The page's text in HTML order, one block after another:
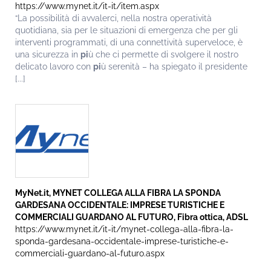
https://www.mynet.it/it-it/item.aspx
“La possibilità di avvalerci, nella nostra operatività
quotidiana, sia per le situazioni di emergenza che per gli
interventi programmati, di una connettività superveloce, è
una sicurezza in più che ci permette di svolgere il nostro
delicato lavoro con più serenità – ha spiegato il presidente
[...]
MyNet.it, MYNET COLLEGA ALLA FIBRA LA SPONDA
GARDESANA OCCIDENTALE: IMPRESE TURISTICHE E
COMMERCIALI GUARDANO AL FUTURO, Fibra ottica, ADSL
https://www.mynet.it/it-it/mynet-collega-alla-fibra-la-
sponda-gardesana-occidentale-imprese-turistiche-e-
commerciali-guardano-al-futuro.aspx